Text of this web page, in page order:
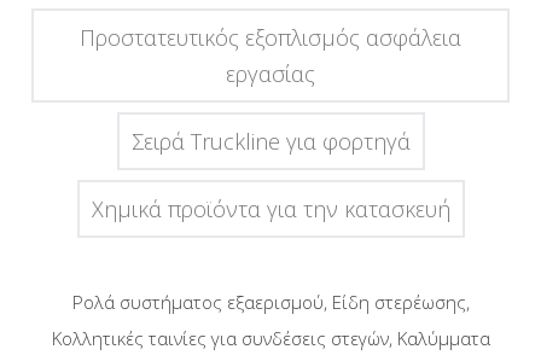
Προστατευτικός εξοπλισμός ασφάλεια
εργασίας
Σειρά Truckline για φορτηγά
Χημικά προϊόντα για την κατασκευή
Ρολά συστήματος εξαερισμού, Είδη στερέωσης,
Κολλητικές ταινίες για συνδέσεις στεγών, Καλύμματα